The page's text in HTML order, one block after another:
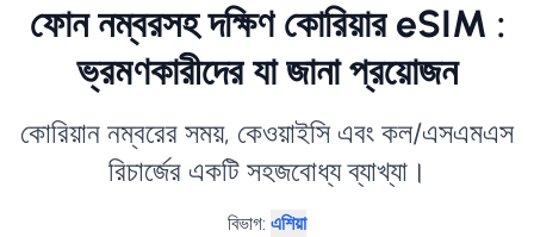
ফোন নম্বরসহ দক্ষিণ কোরিয়ার eSIM :
ভ্রমণকারীদের যা জানা প্রয়োজন
কোরিয়ান নম্বরের সময়, কেওয়াইসি এবং কল/এসএমএস
রিচার্জের একটি সহজবোধ্য ব্যাখ্যা।
বিভাগ: এশিয়া